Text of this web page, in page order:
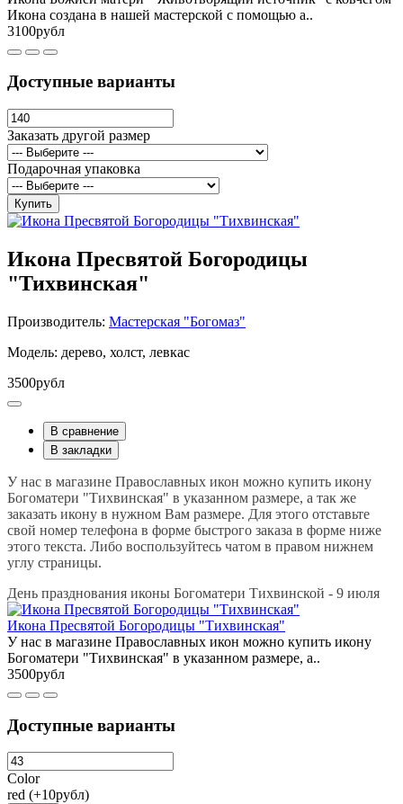
Икона создана в нашей мастерской с помощью а..
3100рубл
Доступные варианты
Заказать другой размер
Подарочная упаковка
Купить
Икона Пресвятой Богородицы
"Тихвинская"
Производитель: Мастерская "Богомаз"
Модель: дерево, холст, левкас
3500рубл
В сравнение
В закладки
У нас в магазине Православных икон можно купить икону
Богоматери "Тихвинская" в указанном размере, а так же
заказать икону в нужном Вам размере. Для этого отставьте
свой номер телефона в форме быстрого заказа в форме ниже
этого текста. Либо воспользуйтесь чатом в правом нижнем
углу страницы.
День празднования иконы Богоматери Тихвинской - 9 июля
Икона Пресвятой Богородицы "Тихвинская"
У нас в магазине Православных икон можно купить икону
Богоматери "Тихвинская" в указанном размере, а..
3500рубл
Доступные варианты
Color
red (+10рубл)